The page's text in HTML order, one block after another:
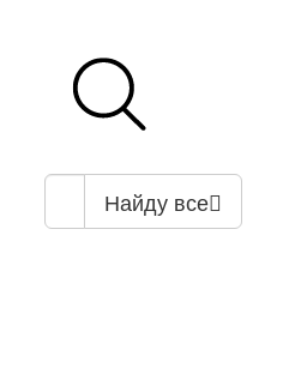
Найду все